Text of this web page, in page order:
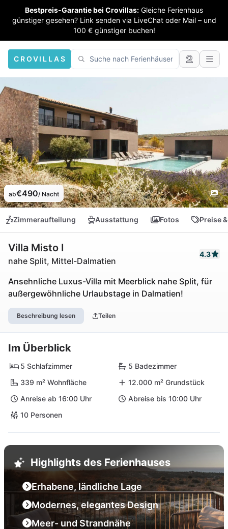
Bestpreis-Garantie bei Crovillas: Gleiche Ferienhaus
günstiger gesehen? Link senden via LiveChat oder Mail – und
100 € günstiger buchen!
CROVILLAS
ab€490/ Nacht
Zimmeraufteilung Ausstattung Fotos Preise
Villa Misto I
nahe Split, Mittel-Dalmatien
4.3
Ansehnliche Luxus-Villa mit Meerblick nahe Split, für
außergewöhnliche Urlaubstage in Dalmatien!
Beschreibung lesen Teilen
Im Überblick
5 Schlafzimmer
5 Badezimmer
339 m² Wohnfläche
12.000 m² Grundstück
Anreise ab 16:00 Uhr
Abreise bis 10:00 Uhr
10 Personen
Highlights des Ferienhauses
Erhabene, ländliche Lage
Modernes, elegantes Design
Meer- und Strandnähe